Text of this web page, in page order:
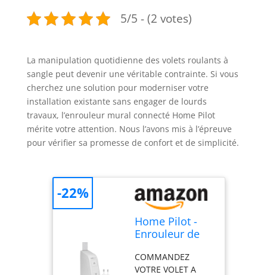
5/5 - (2 votes)
La manipulation quotidienne des volets roulants à
sangle peut devenir une véritable contrainte. Si vous
cherchez une solution pour moderniser votre
installation existante sans engager de lourds
travaux, l’enrouleur mural connecté Home Pilot
mérite votre attention. Nous l’avons mis à l’épreuve
pour vérifier sa promesse de confort et de simplicité.
Home Pilot -
Enrouleur de
mural Pure
connecté pour
COMMANDEZ
VOTRE VOLET A
-22%